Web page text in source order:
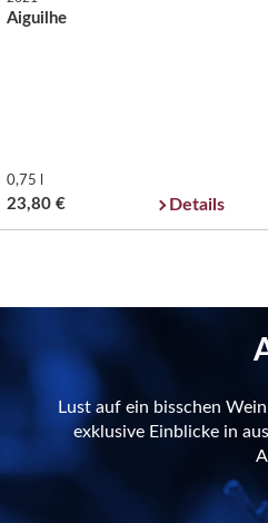
Aiguilhe
0,75 l
23,80 € Details
Lust auf ein bisschen
exklusive Einblicke in